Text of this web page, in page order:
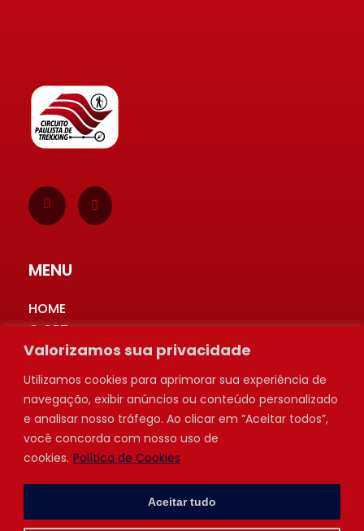
Valorizamos sua privacidade
Utilizamos cookies para aprimorar sua experiência de
navegação, exibir anúncios ou conteúdo personalizado
e analisar nosso tráfego. Ao clicar em “Aceitar todos”,
você concorda com nosso uso de
cookies. Política de Cookies
Aceitar tudo
MENU
HOME
O CPT
TREKKING
AULA TREINO
PRÓXIMA ETAPA
RESULTADOS
INSCRIÇÃO
CALENDÁRIO